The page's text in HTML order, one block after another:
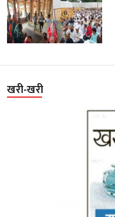
खरी-खरी